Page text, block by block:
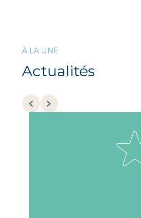
À LA UNE
Actualités